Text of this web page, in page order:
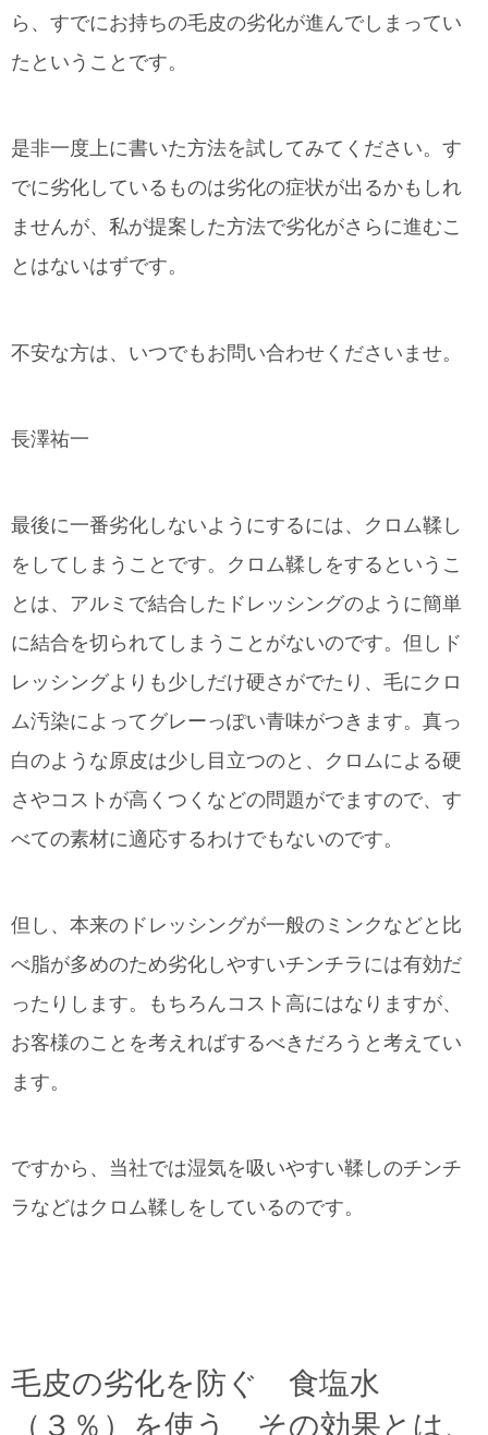
ら、すでにお持ちの毛皮の劣化が進んでしまってい
たということです。
是非一度上に書いた方法を試してみてください。す
でに劣化しているものは劣化の症状が出るかもしれ
ませんが、私が提案した方法で劣化がさらに進むこ
とはないはずです。
不安な方は、いつでもお問い合わせくださいませ。
長澤祐一
最後に一番劣化しないようにするには、クロム鞣し
をしてしまうことです。クロム鞣しをするというこ
とは、アルミで結合したドレッシングのように簡単
に結合を切られてしまうことがないのです。但しド
レッシングよりも少しだけ硬さがでたり、毛にクロ
ム汚染によってグレーっぽい青味がつきます。真っ
白のような原皮は少し目立つのと、クロムによる硬
さやコストが高くつくなどの問題がでますので、す
べての素材に適応するわけでもないのです。
但し、本来のドレッシングが一般のミンクなどと比
べ脂が多めのため劣化しやすいチンチラには有効だ
ったりします。もちろんコスト高にはなりますが、
お客様のことを考えればするべきだろうと考えてい
ます。
ですから、当社では湿気を吸いやすい鞣しのチンチ
ラなどはクロム鞣しをしているのです。
毛皮の劣化を防ぐ 食塩水
（３％）を使う その効果とは、